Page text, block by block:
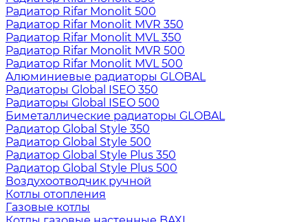
Радиатор Rifar Monolit 500
Радиатор Rifar Monolit MVR 350
Радиатор Rifar Monolit MVL 350
Радиатор Rifar Monolit MVR 500
Радиатор Rifar Monolit MVL 500
Алюминиевые радиаторы GLOBAL
Радиаторы Global ISEO 350
Радиаторы Global ISEO 500
Биметаллические радиаторы GLOBAL
Радиатор Global Style 350
Радиатор Global Style 500
Радиатор Global Style Plus 350
Радиатор Global Style Plus 500
Воздухоотводчик ручной
Котлы отопления
Газовые котлы